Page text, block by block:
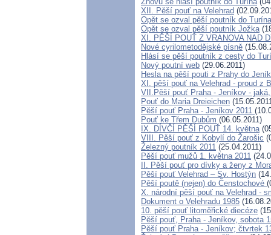
XII. Pěší pouť na Velehrad
Opět se ozval pěší poutník do Turína
Opět se ozval pěší poutník Jožka
XI. PĚŠÍ POUŤ Z VRANOVA NAD
Nové cyrilometodějské písně
Hlásí se pěší poutník z cesty do
Nový poutní web (29.06.2011)
Hesla na pěší pouti z Prahy do
XI. pěší pouť na Velehrad - proud z
VII.Pěší pouť Praha - Jeníkov -
Pouť do Maria Dreieichen
Pěší pouť Praha - Jeníkov 2011
Pouť ke Třem Dubům (06.05.2011)
IX. DÍVČÍ PĚŠÍ POUŤ 14. května
VIII. Pěší pouť z Kobylí do Žarošic
Železný poutník 2011 (25.04.2011)
Pěší pouť mužů 1. května 2011
II. Pěší pouť pro dívky a ženy z
Pěší pouť Velehrad – Sv. Hostýn
Pěší poutě (nejen) do Čenstochové
X. národní pěší pouť na Velehrad -
Dokument o Velehradu 1985
10. pěší pouť litoměřické diecéze
Pěší pouť, Praha - Jeníkov, sobota
Pěší pouť Praha - Jeníkov; čtvrtek